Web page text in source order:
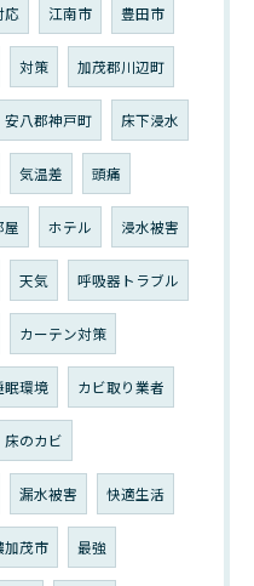
応 江南市 豊田市
対策 加茂郡川辺町
安八郡神戸町 床下浸水
気温差 頭痛
屋 ホテル 浸水被害
天気 呼吸器トラブル
カーテン対策
眠環境 カビ取り業者
床のカビ
漏水被害 快適生活
加茂市 最強